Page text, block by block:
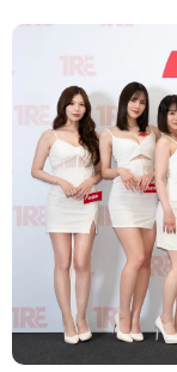
像」
最新
標準
姜厚任
師：「